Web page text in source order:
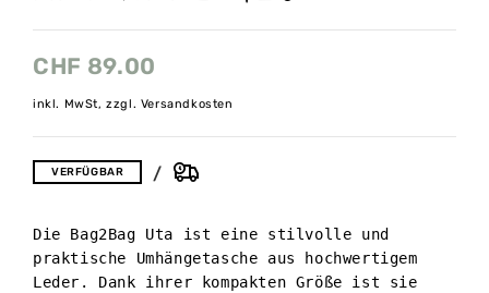
CHF 89.00
inkl. MwSt, zzgl. Versandkosten
VERFÜGBAR
Die Bag2Bag Uta ist eine stilvolle und
praktische Umhängetasche aus hochwertigem
Leder. Dank ihrer kompakten Größe ist sie